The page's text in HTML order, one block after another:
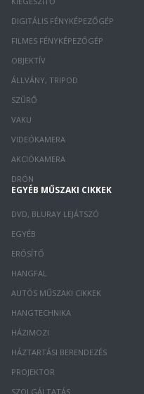
DIGITÁLIS FÉNYKÉPEZŐGÉP
FILMES FÉNYKÉPEZŐGÉP
OBJEKTÍV
ÁLLVÁNY, TRIPOD
SZŰRŐ
VAKU
VIDEÓKAMERA
AKCIÓKAMERA
DRÓN
EGYÉB MŰSZAKI CIKKEK
DVD, BLURAY LEJÁTSZÓ
EGYÉB
ERŐSÍTŐ
HANGFAL
AUTÓS MŰSZAKI CIKKEK
HANGTECHNIKA
HÁZIMOZI
HÁZTARTÁSI BERENDEZÉS
PROJEKTOR
SZOLGÁLTATÁS